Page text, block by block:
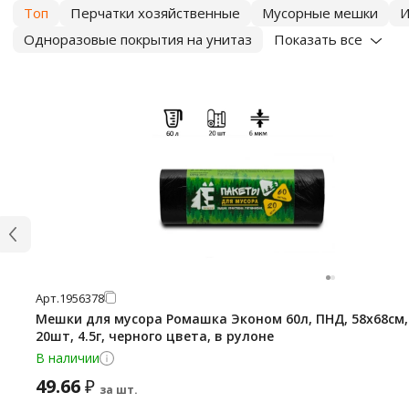
Топ Перчатки хозяйственные Мусорные мешки
Одноразовые покрытия на унитаз
Показать все
Арт.1956378
Мешки для мусора Ромашка Эконом 60л, ПНД,
20шт, 4.5г, черного цвета, в рулоне
В наличии
49.66₽ за шт.